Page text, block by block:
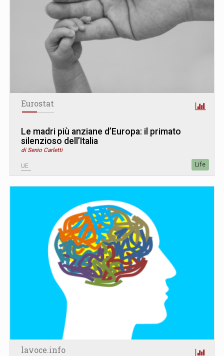
Eurostat
Le madri più anziane d’Europa: il primato
silenzioso dell’Italia
di Senio Carletti
UE Life
lavoce.info